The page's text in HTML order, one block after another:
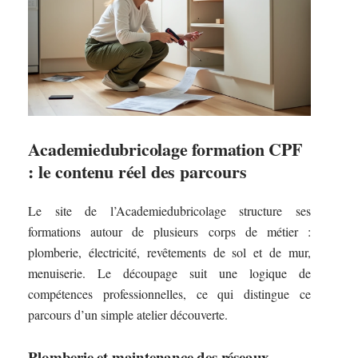
Academiedubricolage formation CPF
: le contenu réel des parcours
Le site de l’Academiedubricolage structure ses
formations autour de plusieurs corps de métier :
plomberie, électricité, revêtements de sol et de mur,
menuiserie. Le découpage suit une logique de
compétences professionnelles, ce qui distingue ce
parcours d’un simple atelier découverte.